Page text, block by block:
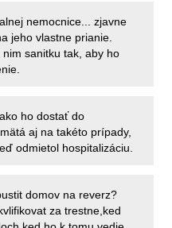
nemocnice... zjavne
jeho vlastne prianie.
sanitku tak, aby ho
ho dostať do
aj na takéto prípady,
odmietol hospitalizáciu.
domov na reverz?
za trestne,ked